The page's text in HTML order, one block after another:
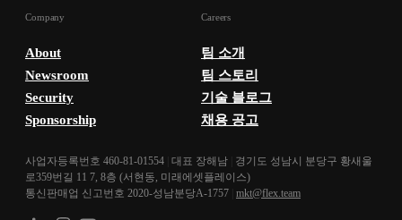
Company
About
Newsroom
Security
Sponsorship
Careers
팀 소개
팀 스토리
기술 블로그
채용 공고
사업자등록번호 460-81-01554 대표 장해남
경기도 성남시 분당구 황새울
로359번길 11 7, 8층 (서현동, 미래에셋플레이스)
통신판매업 신고번호 2020-성남분당A-1757 mkt@flex.team